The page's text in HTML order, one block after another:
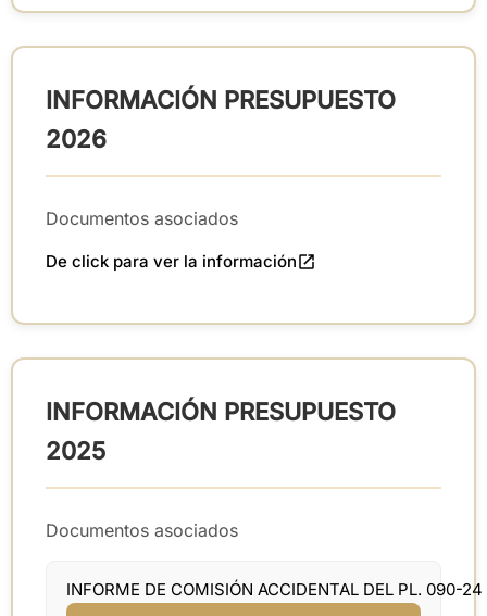
INFORMACIÓN PRESUPUESTO
2026
Documentos asociados
De click para ver la información
INFORMACIÓN PRESUPUESTO
2025
Documentos asociados
INFORME DE COMISIÓN ACCIDENTAL DEL PL. 090-